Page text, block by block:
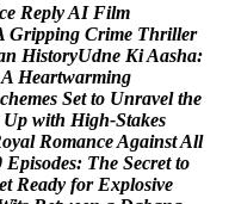
ce ReplyAI Film
Gripping Crime Thriller
n HistoryUdne KiAasha:
A Heartwarming
chemes Set to Unravel the
Up with High-Stakes
oyal RomanceAgainstAll
Episodes: The Secret to
et Ready for Explosive